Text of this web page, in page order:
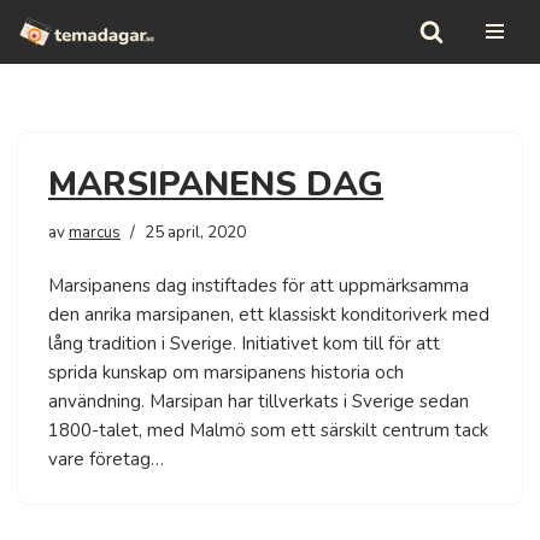
Hoppa
MARSIPANENS DAG
avmarcus 25 april, 2020
Marsipanens dag instiftades för att uppmärksamma
den anrika marsipanen, ett klassiskt konditoriverk med
lång tradition i Sverige. Initiativet kom till för att
sprida kunskap om marsipanens historia och
användning. Marsipan har tillverkats i Sverige sedan
1800-talet, med Malmö som ett särskilt centrum tack
vare företag…